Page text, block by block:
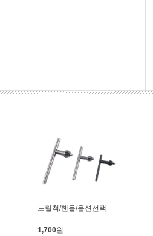
드릴척/핸들/옵션선택
1,700원